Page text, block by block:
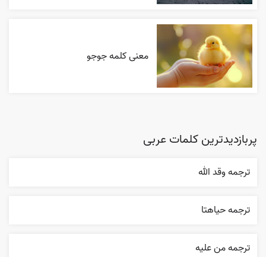
معنی کلمه جوجو
پربازدیدترین کلمات عربی
ترجمه وقد الله
ترجمه حياهتا
ترجمه من عليه